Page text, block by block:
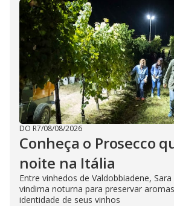
DO R7/08/08/2026
Conheça o Prosecco
noite na Itália
Entre vinhedos de Valdobbiadene,
vindima noturna para preservar
identidade de seus vinhos